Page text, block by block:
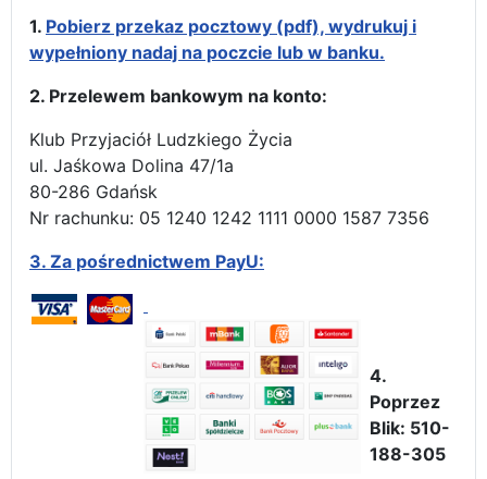
1. Pobierz przekaz pocztowy (pdf), wydrukuj i
wypełniony nadaj na poczcie lub w banku.
2. Przelewem bankowym na konto:
Klub Przyjaciół Ludzkiego Życia
ul. Jaśkowa Dolina 47/1a
80-286 Gdańsk
Nr rachunku: 05 1240 1242 1111 0000 1587 7356
3. Za pośrednictwem PayU:
4.
Poprzez
Blik: 510-
188-305